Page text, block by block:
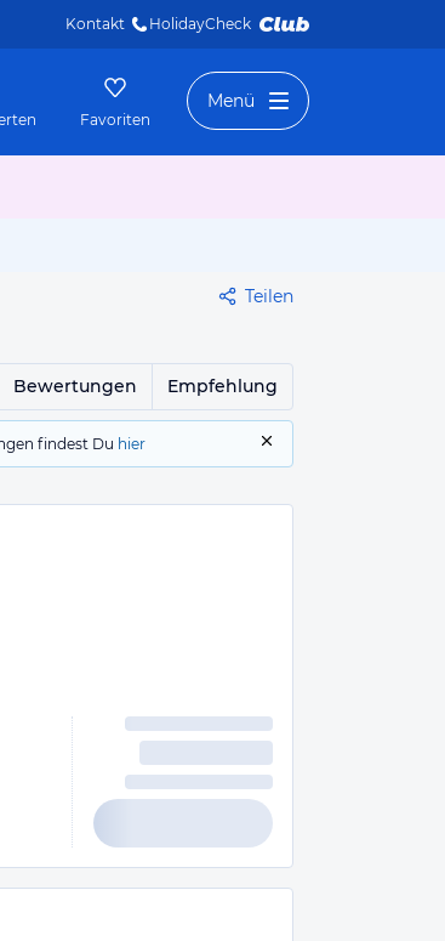
Kontakt HolidayCheck
Favoriten
Menü
Teilen
Bewertungen Empfehlung
findest Du hier